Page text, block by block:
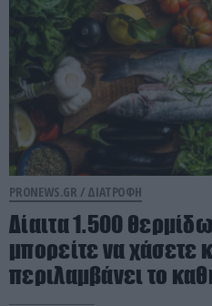
PRONEWS.GR / ΔΙΑΤΡΟΦΗ
Δίαιτα 1.500
μπορείτε να χάσετε
περιλαμβάνει το